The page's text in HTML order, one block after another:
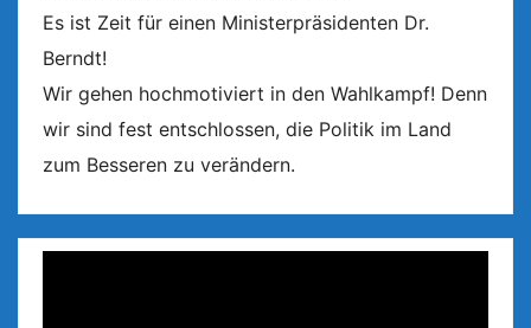
Es ist Zeit für einen Ministerpräsidenten Dr.
Berndt!
Wir gehen hochmotiviert in den Wahlkampf! Denn
wir sind fest entschlossen, die Politik im Land
zum Besseren zu verändern.